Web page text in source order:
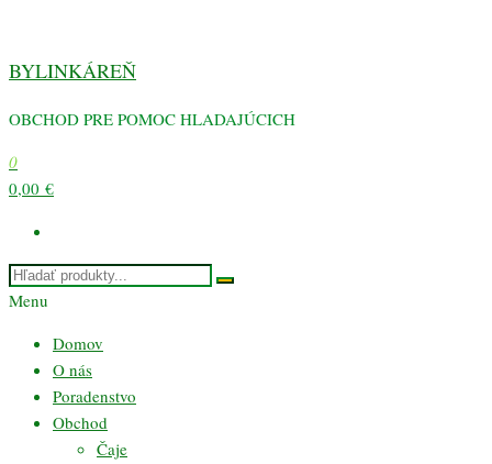
obsah
BYLINKÁREŇ
OBCHOD PRE POMOC HLADAJÚCICH
0
0,00 €
Menu
Domov
O nás
Poradenstvo
Obchod
Čaje